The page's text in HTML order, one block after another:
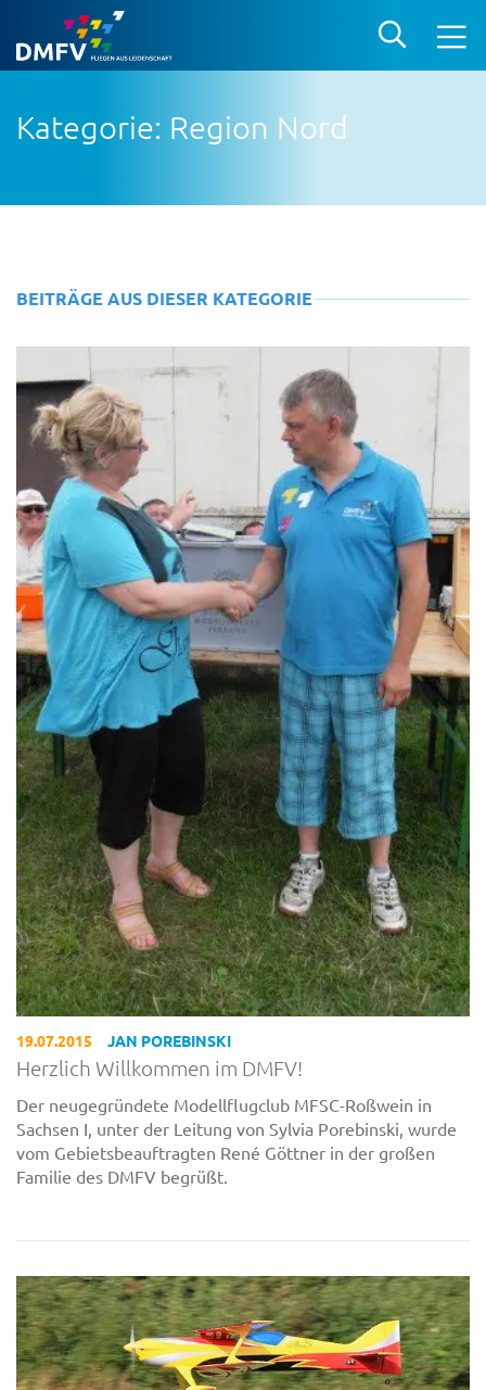
Kategorie: Region Nord
BEITRÄGE AUS DIESER KATEGORIE
19.07.2015 JAN POREBINSKI
Herzlich Willkommen im DMFV!
Der neugegründete Modellflugclub MFSC-Roßwein in
Sachsen I, unter der Leitung von Sylvia Porebinski, wurde
vom Gebietsbeauftragten René Göttner in der großen
Familie des DMFV begrüßt.